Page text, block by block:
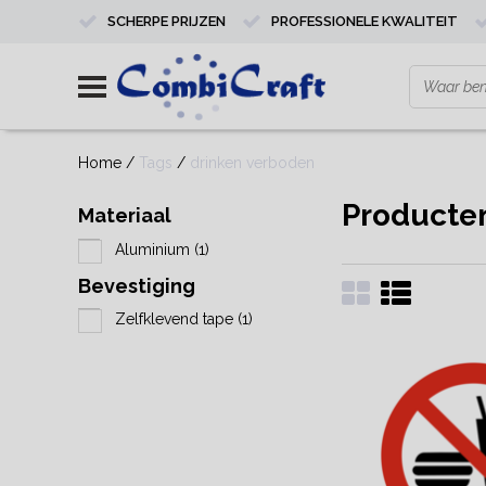
SCHERPE PRIJZEN PROFESSIONELE KWALITEIT
Home / Tags / drinken verboden
Materiaal
Aluminium (1)
Bevestiging
Zelfklevend tape (1)